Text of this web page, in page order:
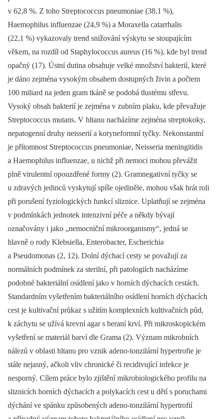
v 62,8 %. Z toho Streptococcus pneumoniae (38,1 %),
Haemophilus influenzae (24,9 %) a Moraxella catarrhalis
(22,1 %) vykazovaly trend snižování výskytu se stoupajícím
věkem, na rozdíl od Staphylococcus aureus (16 %), kde byl trend
opačný (17). Ústní dutina obsahuje velké množství bakterií, které
je dáno zejména vysokým obsahem dostupných živin a počtem
100 miliard na jeden gram tkáně se podobá tlustému střevu.
Vysoký obsah bakterií je zejména v zubním plaku, kde převažuje
Streptococcus mutans. V hltanu nacházíme zejména streptokoky,
nepatogenní druhy neisserií a koryneformní tyčky. Nekonstantní
je přítomnost Streptococcus pneumoniae, Neisseria meningitidis
a Haemophilus influenzae, u nichž při nemoci mohou převážit
plně virulentní opouzdřené formy (2). Gramnegativní tyčky se
u zdravých jedinců vyskytují spíše ojediněle, mohou však hrát roli
při porušení fyziologických funkcí sliznice. Uplatňují se zejména
v podmínkách jednotek intenzivní péče a někdy bývají
označovány i jako „nemocniční mikroorganismy“, jedná se
hlavně o rody Klebsiella, Enterobacter, Escherichia
a Pseudomonas (2, 12). Dolní dýchací cesty se považují za
normálních podmínek za sterilní, při patolo­giích nacházíme
podobné bakteriální osídlení jako v horních dýchacích cestách.
Standardním vyšetřením bakteriálního osídlení horních dýchacích
cest je kultivační průkaz s užitím komplexních kultivačních půd,
k záchytu se užívá krevní agar s beraní krví. Při mikroskopickém
vyšetření se materiál barví dle Grama (2). Význam mikrobních
nálezů v oblasti hltanu pro vznik adeno-tonzilární hypertrofie je
stále nejasný, ačkoli vliv chronické či recidivující infekce je
nesporný. Cílem práce bylo zjištění mikrobiologického profilu na
sliznicích horních dýchacích a polykacích cest u dětí s poruchami
dýchání ve spánku způsobených adeno-tonzilární hypertrofií